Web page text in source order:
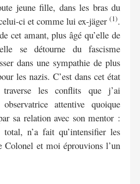
jeune fille, dans les bras du
ci et comme lui ex-jäger (1).
cet amant, plus âgé qu’elle de
se détourne du fascisme
dans une sympathie de plus
les nazis. C’est dans cet état
traverse les conflits que j’ai
attentive quoique
sa relation avec son mentor :
n’a fait qu’intensifier les
Colonel et moi éprouvions l’un